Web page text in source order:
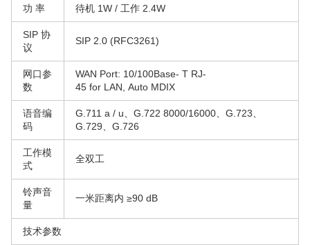
功 率 待机 1W / 工作 2.4W
SIP 协
议
SIP 2.0 (RFC3261)
网口参
数
WAN Port: 10/100Base- T RJ-
45 for LAN, Auto MDIX
语音编
码
G.711 a / u、G.722 8000/16000、G.723、
G.729、G.726
工作模
式
全双工
铃声音
量
一米距离内 ≥90 dB
技术参数